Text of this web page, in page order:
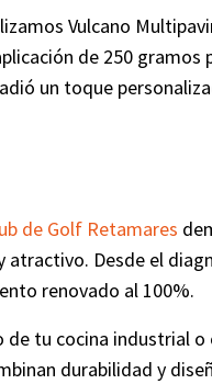
Vulcano
de 250
un toque
de Golf Retamares
atractivo. Desde el
renovado al 100%.
de tu cocina industrial
durabilidad y